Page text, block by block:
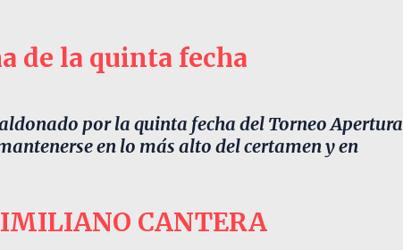
de la quinta fecha
por la quinta fecha del Torneo Apertura
en lo más alto del certamen y en
CANTERA